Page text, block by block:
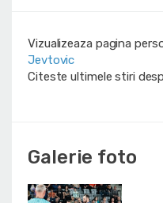
Vizualizeaza pagina
Jevtovic
Citeste ultimele stiri
Galerie foto